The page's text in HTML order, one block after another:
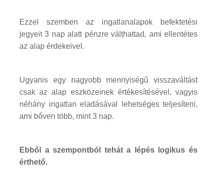
Ezzel szemben az ingatlanalapok befektetési
jegyeit 3 nap alatt pénzre válthattad, ami ellentétes
az alap érdekeivel.
Ugyanis egy nagyobb mennyiségű visszaváltást
csak az alap eszközeinek értékesítésével, vagyis
néhány ingatlan eladásával lehetséges teljesíteni,
ami bőven több, mint 3 nap.
Ebből a szempontból tehát a lépés logikus és
érthető.